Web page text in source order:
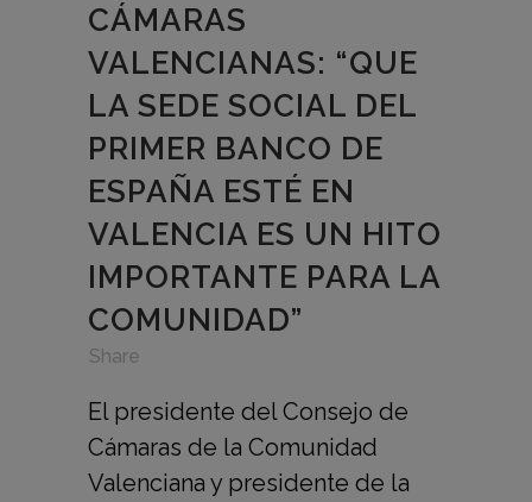
CÁMARAS
VALENCIANAS: “QUE
LA SEDE SOCIAL DEL
PRIMER BANCO DE
ESPAÑA ESTÉ EN
VALENCIA ES UN HITO
IMPORTANTE PARA LA
COMUNIDAD”
Share
El presidente del Consejo de
Cámaras de la Comunidad
Valenciana y presidente de la